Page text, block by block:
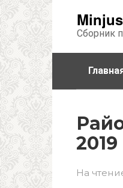
Сборник
На